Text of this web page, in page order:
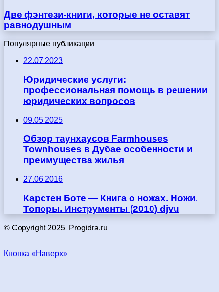
Две фэнтези-книги, которые не оставят
равнодушным
Популярные публикации
22.07.2023
Юридические услуги:
профессиональная помощь в решении
юридических вопросов
09.05.2025
Обзор таунхаусов Farmhouses
Townhouses в Дубае особенности и
преимущества жилья
27.06.2016
Карстен Боте — Книга о ножах. Ножи.
Топоры. Инструменты (2010) djvu
© Copyright 2025, Progidra.ru
Кнопка «Наверх»